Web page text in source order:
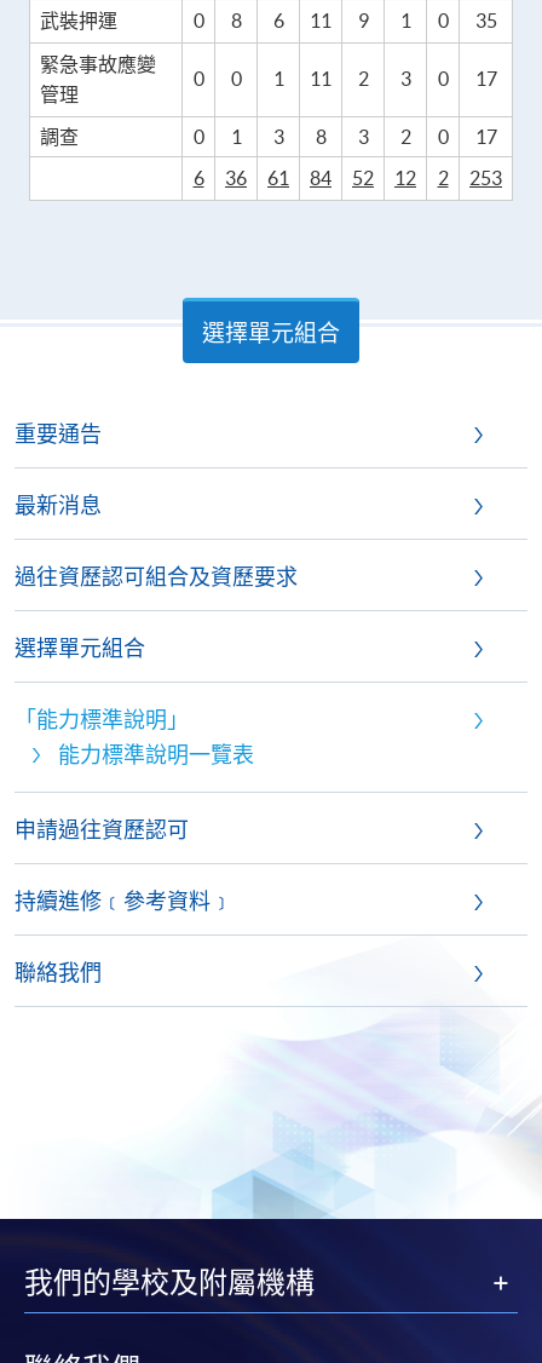
武裝押運
0 8 6 11 9 1 0
35
緊急事故應變
管理
0 0 1 11 2 3 0 17
調查 0 1 3 8 3 2 0
17
6
36 61 84 52 12 2 253
選擇單元組合
重要通告
最新消息
過往資歷認可組合及資歷要求
選擇單元組合
「能力標準說明」
能力標準說明一覽表
申請過往資歷認可
持續進修﹝參考資料﹞
聯絡我們
我們的學校及附屬機構